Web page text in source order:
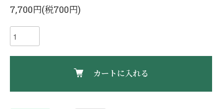
7,700円(税700円)
カートに入れる